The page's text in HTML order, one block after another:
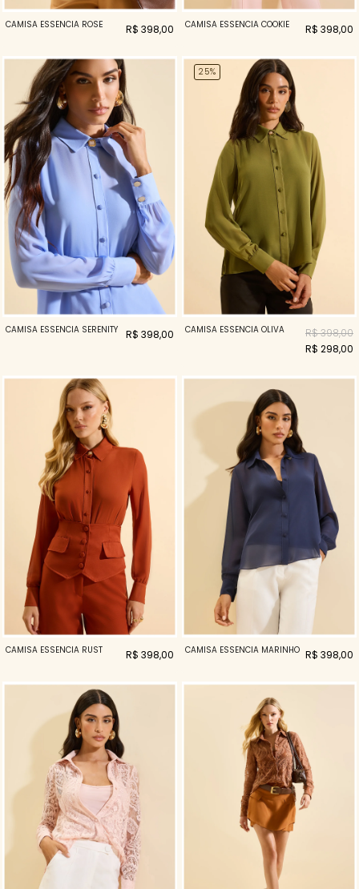
CAMISA ESSENCIA ROSÉ R$ 398,00 CAMISA ESSENCIA COOKIE R$ 398,00
CAMISA ESSENCIA SERENITY R$ 398,00
25%
CAMISA ESSENCIA OLIVA
R$ 398,00
R$ 298,00
CAMISA ESSENCIA RUST R$ 398,00 CAMISA ESSENCIA MARINHO R$ 398,00